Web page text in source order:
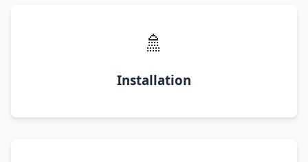
🚿
Installation